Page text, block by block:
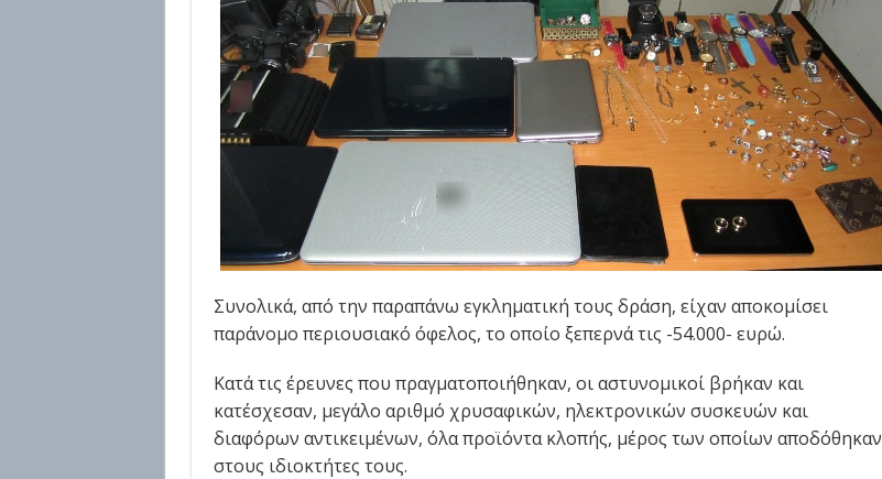
Συνολικά, από την παραπάνω εγκληματική τους δράση, είχαν αποκομίσει
παράνομο περιουσιακό όφελος, το οποίο ξεπερνά τις -54.000- ευρώ.
Κατά τις έρευνες που πραγματοποιήθηκαν, οι αστυνομικοί βρήκαν και
κατέσχεσαν, μεγάλο αριθμό χρυσαφικών, ηλεκτρονικών συσκευών και
διαφόρων αντικειμένων, όλα προϊόντα κλοπής, μέρος των οποίων αποδόθηκαν
στους ιδιοκτήτες τους.